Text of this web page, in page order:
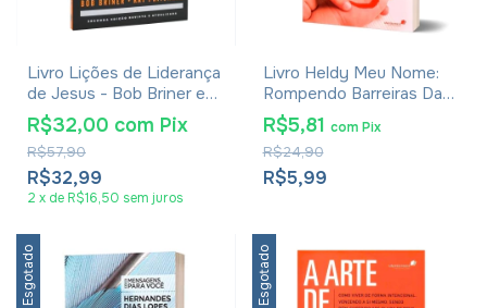
Livro Lições de Liderança
de Jesus - Bob Briner e
Ray Pritchard
R$32,99
R$57,90
R$32,00 com Pix
2 x de R$16,50 sem juros
Livro Heldy Meu Nome:
Rompendo Barreiras Da
Surdocegueira - Ana
Maria De Barros Silva
R$5,99
R$24,90
R$5,81 com Pix
Esgotado Esgotado